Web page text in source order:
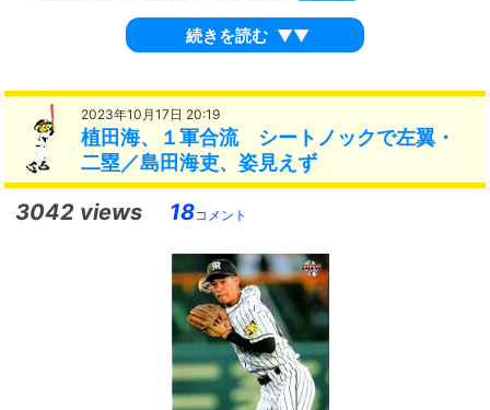
続きを読む ▼▼
2023年10月17日 20:19
植田海、１軍合流 シートノックで左翼・
二塁／島田海吏、姿見えず
3042 views 18コメント